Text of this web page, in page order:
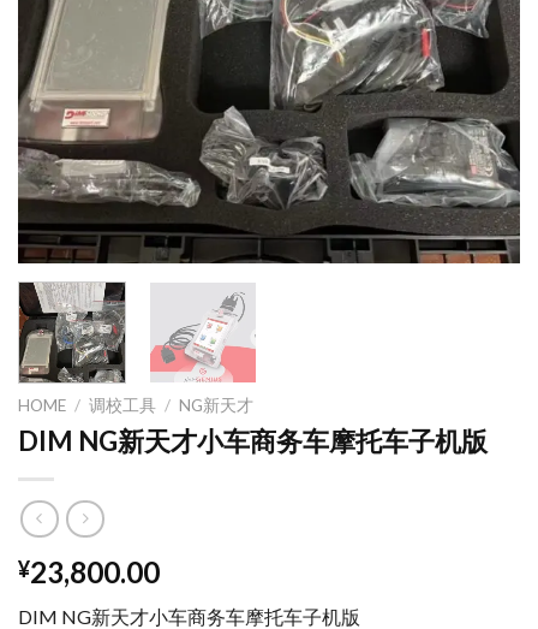
HOME / 调校工具 / NG新天才
DIM NG新天才小车商务车摩托车子机版
¥23,800.00
DIM NG新天才小车商务车摩托车子机版